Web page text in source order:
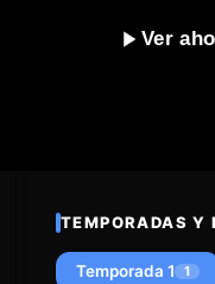
U, un joven
Ver
TEMPORADAS Y
Temporada 1 1